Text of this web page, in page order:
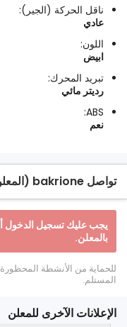
ناقل الحركة (الجير):
عادي
اللون:
ابيض
تبريد المحرك:
رديتر مائي
ABS:
نعم
تواصل bakrione (المعلن)
يجب عليك تسجيل الدخول
بالمعلن.
للحماية من الأنشطة
المستلم.
الإعلانات الآخرى للمعلن